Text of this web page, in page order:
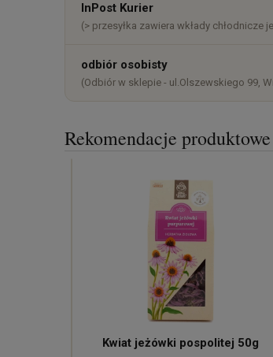
InPost Kurier
(> przesyłka zawiera wkłady chłodnicze
odbiór osobisty
(Odbiór w sklepie - ul.Olszewskiego 99,
Rekomendacje produktowe
Kwiat jeżówki pospolitej 50g